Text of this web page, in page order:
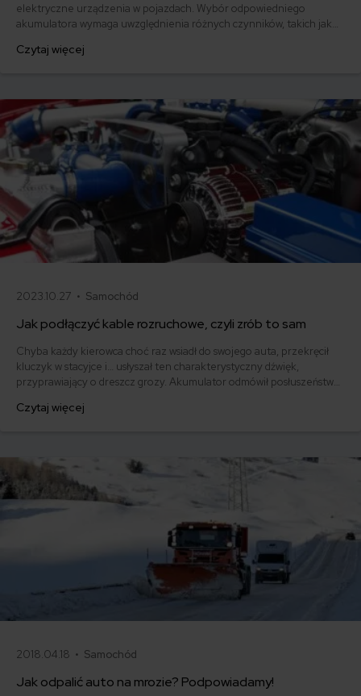
elektryczne urządzenia w pojazdach. Wybór odpowiedniego
akumulatora wymaga uwzględnienia różnych czynników, takich jak
przedstawimy rodzaje akumulatorów samochodowych, istotne
Czytaj więcej
2023.10.27 • Samochód
Jak podłączyć kable rozruchowe, czyli zrób to sam
Chyba każdy kierowca choć raz wsiadł do swojego auta, przekręcił
kluczyk w stacyjce i… usłyszał ten charakterystyczny dźwięk,
przyprawiający o dreszcz grozy. Akumulator odmówił posłuszeństwa i
pośpiechu i nerwach wzywać taksówkę. Ale jest jeszcze jedno
Czytaj więcej
2018.04.18 • Samochód
Jak odpalić auto na mrozie? Podpowiadamy!